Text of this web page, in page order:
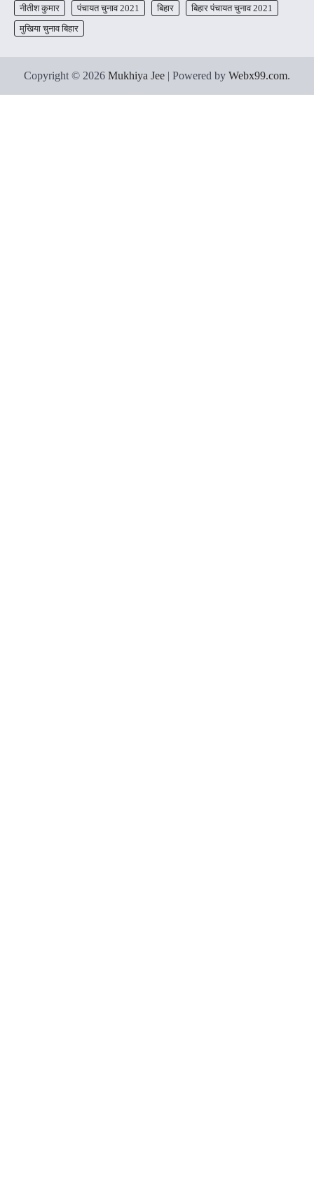
नीतीश कुमार
पंचायत चुनाव 2021 बिहार
बिहार पंचायत चुनाव 2021
मुखिया चुनाव बिहार
Copyright © 2026 Mukhiya Jee | Powered by Webx99.com.